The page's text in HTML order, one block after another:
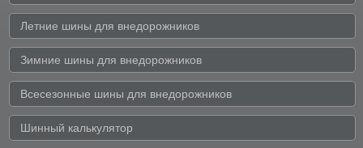
Летние шины для внедорожников
Зимние шины для внедорожников
Всесезонные шины для внедорожников
Шинный калькулятор